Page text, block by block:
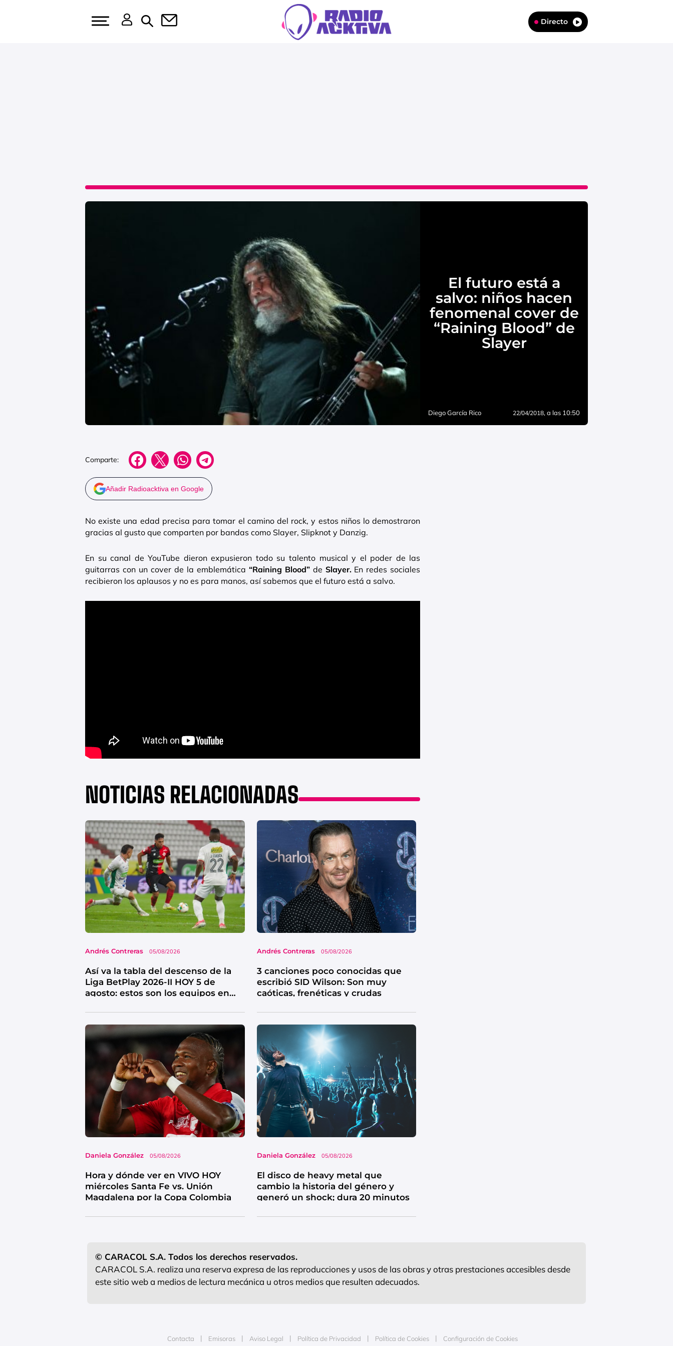
Directo
El futuro está a
salvo: niños hacen
fenomenal cover de
“Raining Blood” de
Slayer
Diego García Rico 22/04/2018, a las 10:50
Comparte:
Añadir Radioacktiva en Google
No existe una edad precisa para tomar el camino del rock, y estos niños lo demostraron
gracias al gusto que comparten por bandas como Slayer, Slipknot y Danzig.
En su canal de YouTube dieron expusieron todo su talento musical y el poder de las
guitarras con un cover de la emblemática “Raining Blood”de Slayer.En redes sociales
recibieron los aplausos y no es para manos, así sabemos que el futuro está a salvo.
NOTICIAS RELACIONADAS
Andrés Contreras 05/08/2026
Así va la tabla del descenso de la
Liga BetPlay 2026-II HOY 5 de
agosto: estos son los equipos en
Andrés Contreras 05/08/2026
3 canciones poco conocidas que
escribió SID Wilson: Son muy
caóticas, frenéticas y crudas
Daniela González 05/08/2026
Hora y dónde ver en VIVO HOY
miércoles Santa Fe vs. Unión
Magdalena por la Copa Colombia
Daniela González 05/08/2026
El disco de heavy metal que
cambio la historia del género y
generó un shock; dura 20 minutos
© CARACOL S.A. Todos los derechos reservados.
CARACOL S.A. realiza una reserva expresa de las reproducciones y usos de las obras y otras prestaciones accesibles desde
este sitio web a medios de lectura mecánica u otros medios que resulten adecuados.
Contacta Emisoras Aviso Legal Política de Privacidad Política de Cookies Configuración de Cookies